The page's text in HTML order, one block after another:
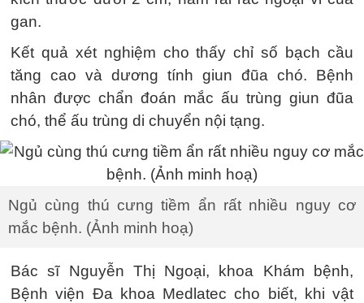
gan.
Kết quả xét nghiệm cho thấy chỉ số bạch cầu
tăng cao và dương tính giun đũa chó. Bệnh
nhân được chẩn đoán mắc ấu trùng giun đũa
chó, thể ấu trùng di chuyển nội tạng.
Ngủ cùng thú cưng tiềm ẩn rất nhiều nguy cơ
mắc bệnh. (Ảnh minh hoạ)
Bác sĩ Nguyễn Thị Ngoại, khoa Khám bệnh,
Bệnh viện Đa khoa Medlatec cho biết, khi vật